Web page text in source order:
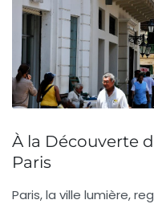
À la Découverte
Paris
Paris, la ville lumière,